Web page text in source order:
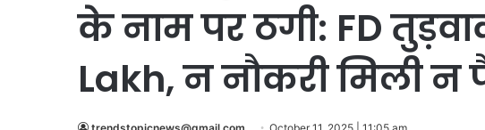
के नाम पर ठगी: FD
Lakh, न नौकरी मिली न